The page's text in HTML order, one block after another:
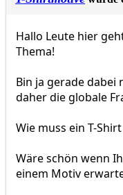
Hallo Leute hier
Thema!
Bin ja gerade dabei
daher die globale
Wie muss ein T-
Wäre schön wenn
einem Motiv